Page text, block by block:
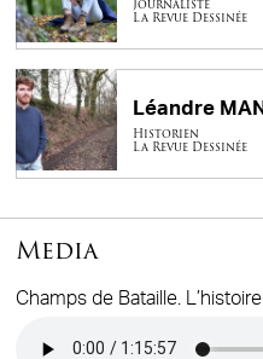
Journaliste
La Revue Dessinée
Léandre
Historien
La Revue Dessinée
Media
Champs de Bataille.